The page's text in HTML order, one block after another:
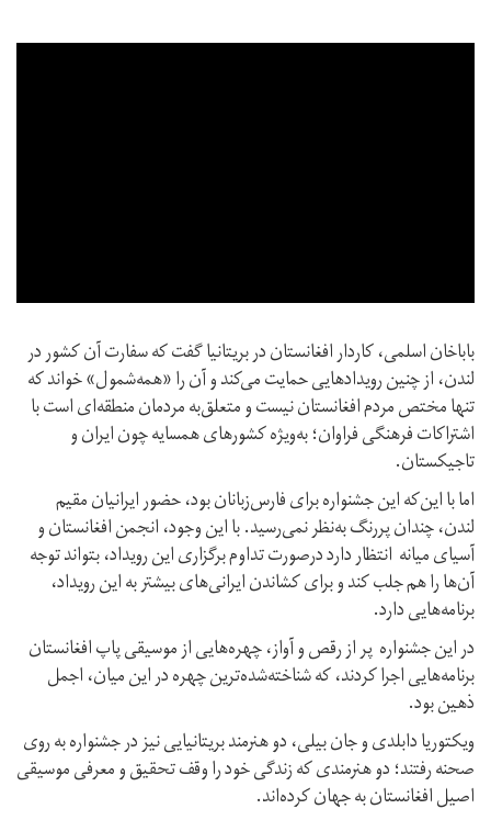
باباخان اسلمی، کاردار افغانستان در بریتانیا گفت که سفارت آن کشور در
لندن، از چنین رویداد‌هایی حمایت می‌کند و آن را «همه‌شمول» خواند که
تنها مختص مردم افغانستان نیست و متعلق‌به مردمان منطقه‌ای است با
اشتراکات فرهنگی فراوان؛ به‌ویژه کشورهای همسایه چون ایران و
تاجیکستان.
اما با این‌که این جشنواره‌ برای فارس‌زبانان بود، حضور ایرانیان مقیم
لندن، چندان پررنگ به‌نظر نمی‌رسید. با این وجود، انجمن افغانستان و
آسیای میانه انتظار دارد درصورت تداوم برگزاری این رویداد، بتواند توجه
آن‌ها را هم جلب کند و برای کشاندن ایرانی‌های بیشتر به این رویداد،
برنامه‌هایی دارد.
در این جشنواره پر از رقص و آواز، چهره‌هایی از موسیقی پاپ افغانستان
برنامه‌هایی اجرا کردند، که شناخته‌شده‌ترین چهره در این میان، اجمل
ذهین بود.
ویکتوریا دابلدی و جان بیلی، دو هنرمند بریتانیایی نیز در جشنواره به روی
صحنه رفتند؛ دو هنرمندی که زندگی خود را وقف تحقیق و معرفی موسیقی
اصیل افغانستان به جهان کرده‌اند.